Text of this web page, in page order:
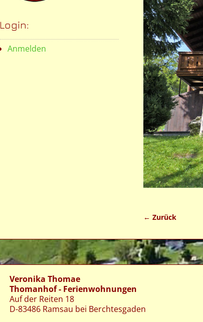
← Zurück
Login:
Anmelden
Veronika Thomae
Thomanhof - Ferienwohnungen
Auf der Reiten 18
D-83486 Ramsau bei Berchtesgaden